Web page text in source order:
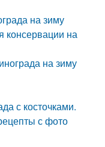
на зиму
консервации на
на зиму
с косточками.
с фото